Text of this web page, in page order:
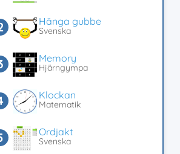
Hänga gubbe
Svenska
Memory
Hjärngympa
Klockan
Matematik
Ordjakt
Svenska